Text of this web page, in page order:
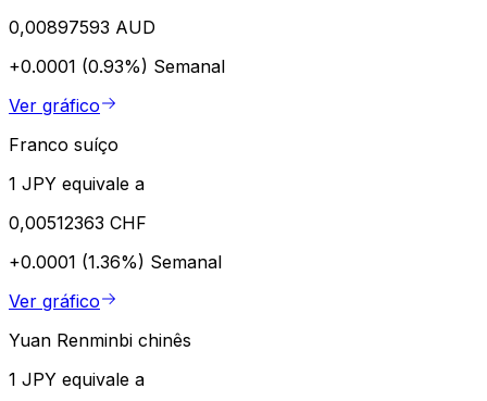
0,00897593 AUD
+0.0001 (0.93%) Semanal
Ver gráfico
Franco suíço
1 JPY equivale a
0,00512363 CHF
+0.0001 (1.36%) Semanal
Ver gráfico
Yuan Renminbi chinês
1 JPY equivale a